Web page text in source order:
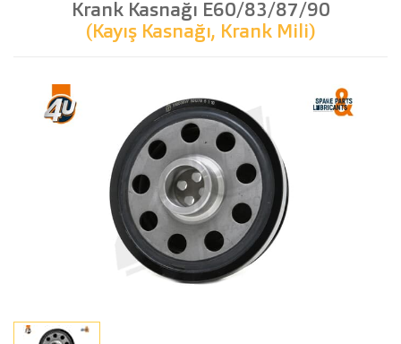
Krank Kasnağı E60/83/87/90
(Kayış Kasnağı, Krank Mili)